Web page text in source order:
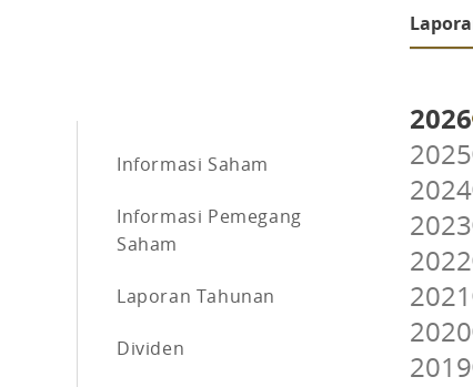
Informasi Saham
Informasi Pemegang
Saham
Laporan Tahunan
Dividen
2026
2025
2024
2023
2022
2021
2020
2019